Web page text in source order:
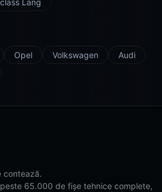
Lang
Opel Volkswagen
Audi
contează.
65.000 de fișe tehnice complete,